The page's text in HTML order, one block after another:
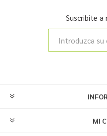
Suscribite
MI